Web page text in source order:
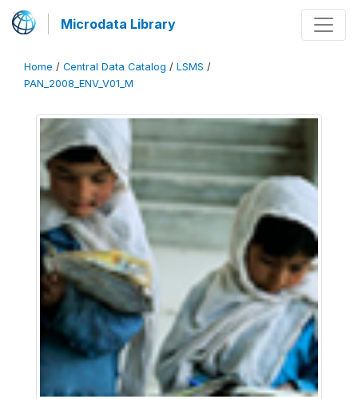
Microdata Library
Home / Central Data Catalog / LSMS /
PAN_2008_ENV_V01_M